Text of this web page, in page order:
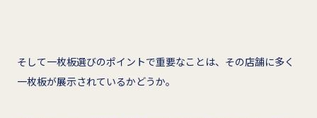
そして一枚板選びのポイントで重要なことは、その店舗に多く
一枚板が展示されているかどうか。